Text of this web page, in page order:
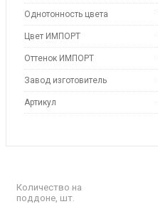
Однотонность цвета
Цвет ИМПОРТ
Оттенок ИМПОРТ
Завод изготовитель
Артикул
Количество на
поддоне, шт.